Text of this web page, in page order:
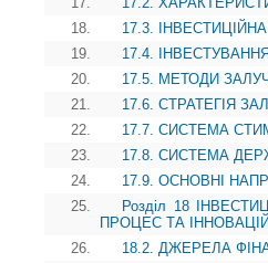
18.
17.3.
19.
17.4.
20.
17.5. МЕТОДИ
21.
17.6. СТРАТЕГІЯ
22.
17.7. СИСТЕМА
23.
17.8. СИСТЕМА
24.
17.9. ОСНОВНІ
25.
Розділ 18
ПРОЦЕС ТА
26.
18.2. ДЖЕРЕЛА